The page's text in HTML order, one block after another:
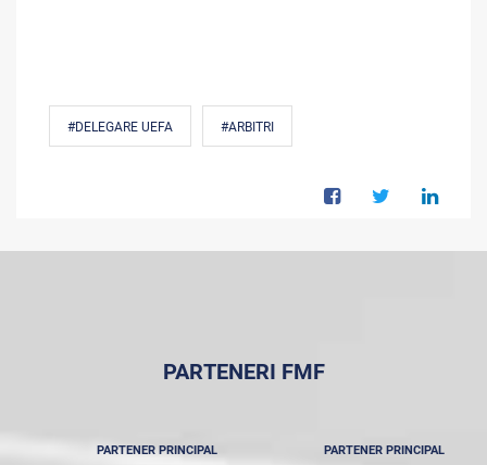
#DELEGARE UEFA #ARBITRI
PARTENERI FMF
PARTENER PRINCIPAL PARTENER PRINCIPAL